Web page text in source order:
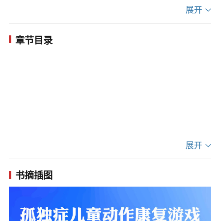
多样，从走跑类游戏到跳跃类游戏，再到投掷类游
戏等，旨在提高孤独症儿童的积极性与参与度，全
方位促进其身心发展。通过参与这些游戏，孩子们
展开
章节目录
展开
书摘插图